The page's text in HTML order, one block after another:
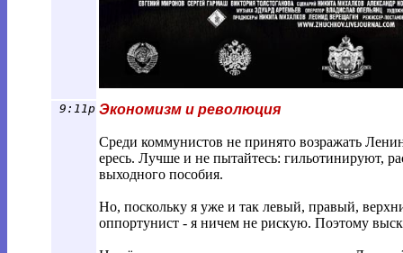
9:11p Экономизм и революция
Среди коммунистов не принято возражать
ересь. Лучше и не пытайтесь: гильотинируют,
выходного пособия.
Но, поскольку я уже и так левый, правый,
оппортунист - я ничем не рискую. Поэтому